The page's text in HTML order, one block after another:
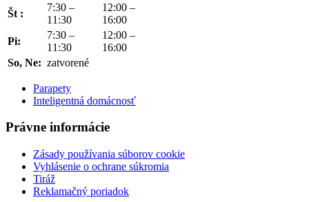
Št :
7:30 –
11:30
12:00 –
16:00
Pi:
7:30 –
11:30
12:00 –
16:00
So, Ne: zatvorené
Parapety
Inteligentná domácnosť
Právne informácie
Zásady používania súborov cookie
Vyhlásenie o ochrane súkromia
Tiráž
Reklamačný poriadok